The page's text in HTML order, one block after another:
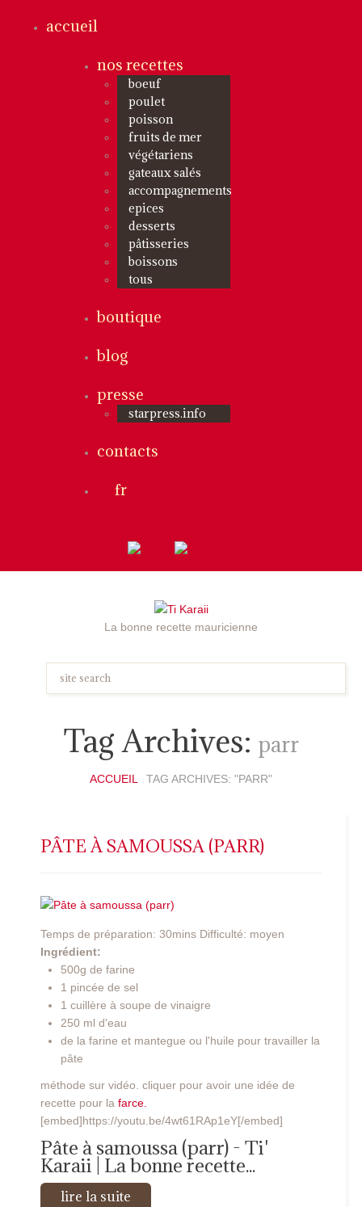
accueil
nos recettes
boeuf
poulet
poisson
fruits de mer
végétariens
gateaux salés
accompagnements
epices
desserts
pâtisseries
boissons
tous
boutique
blog
presse
starpress.info
contacts
fr
La bonne recette mauricienne
Tag Archives: parr
ACCUEIL TAG ARCHIVES: "PARR"
PÂTE À SAMOUSSA (PARR)
Temps de préparation: 30mins Difficulté: moyen
Ingrédient:
500g de farine
1 pincée de sel
1 cuillère à soupe de vinaigre
250 ml d'eau
de la farine et mantegue ou l'huile pour travailler la
pâte
méthode sur vidéo. cliquer pour avoir une idée de
recette pour la farce.
[embed]https://youtu.be/4wt61RAp1eY[/embed]
Pâte à samoussa (parr) - Ti'
Karaii | La bonne recette...
lire la suite